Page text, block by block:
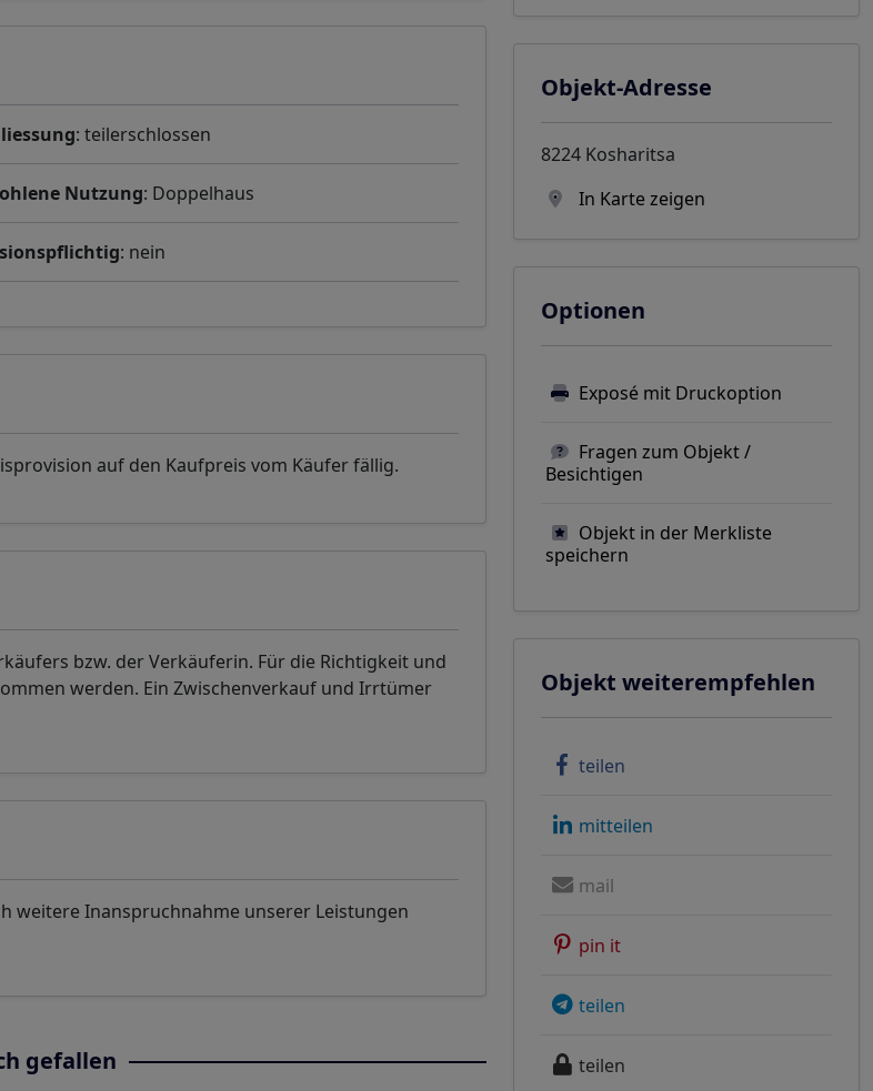
: teilerschlossen
Nutzung: Doppelhaus
: nein
auf den Kaufpreis vom Käufer fällig.
bzw. der Verkäuferin. Für die Richtigkeit und
werden. Ein Zwischenverkauf und Irrtümer
weitere Inanspruchnahme unserer Leistungen
gefallen
Objekt-Adresse
8224 Kosharitsa
In Karte zeigen
Optionen
Exposé mit Druckoption
Fragen zum Objekt /
Besichtigen
Objekt in der Merkliste
speichern
Objekt weiterempfehlen
teilen
mitteilen
mail
pin it
teilen
teilen